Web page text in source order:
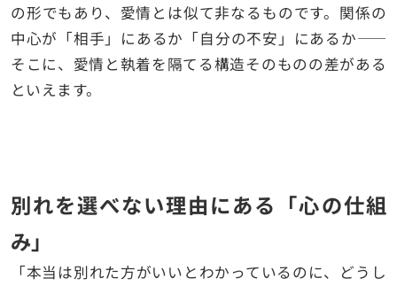
の形でもあり、愛情とは似て非なるものです。関係の
中心が「相手」にあるか「自分の不安」にあるか――
そこに、愛情と執着を隔てる構造そのものの差がある
といえます。
別れを選べない理由にある「心の仕組
み」
「本当は別れた方がいいとわかっているのに、どうし